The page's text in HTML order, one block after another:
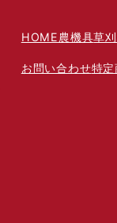
HOME農機具草
お問い合わせ特